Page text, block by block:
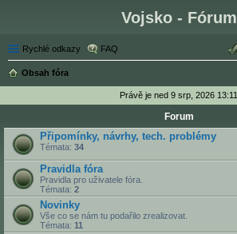
Vojsko - Fórum
Rychlé odkazy FAQ
Obsah fóra
Právě je ned 9 srp, 2026 13:11
Forum
Připomínky, návrhy, tech. problémy
Témata: 34
Pravidla fóra
Pravidla pro uživatele fóra.
Témata: 2
Novinky
Vše co se nám tu podařilo zrealizovat.
Témata: 11